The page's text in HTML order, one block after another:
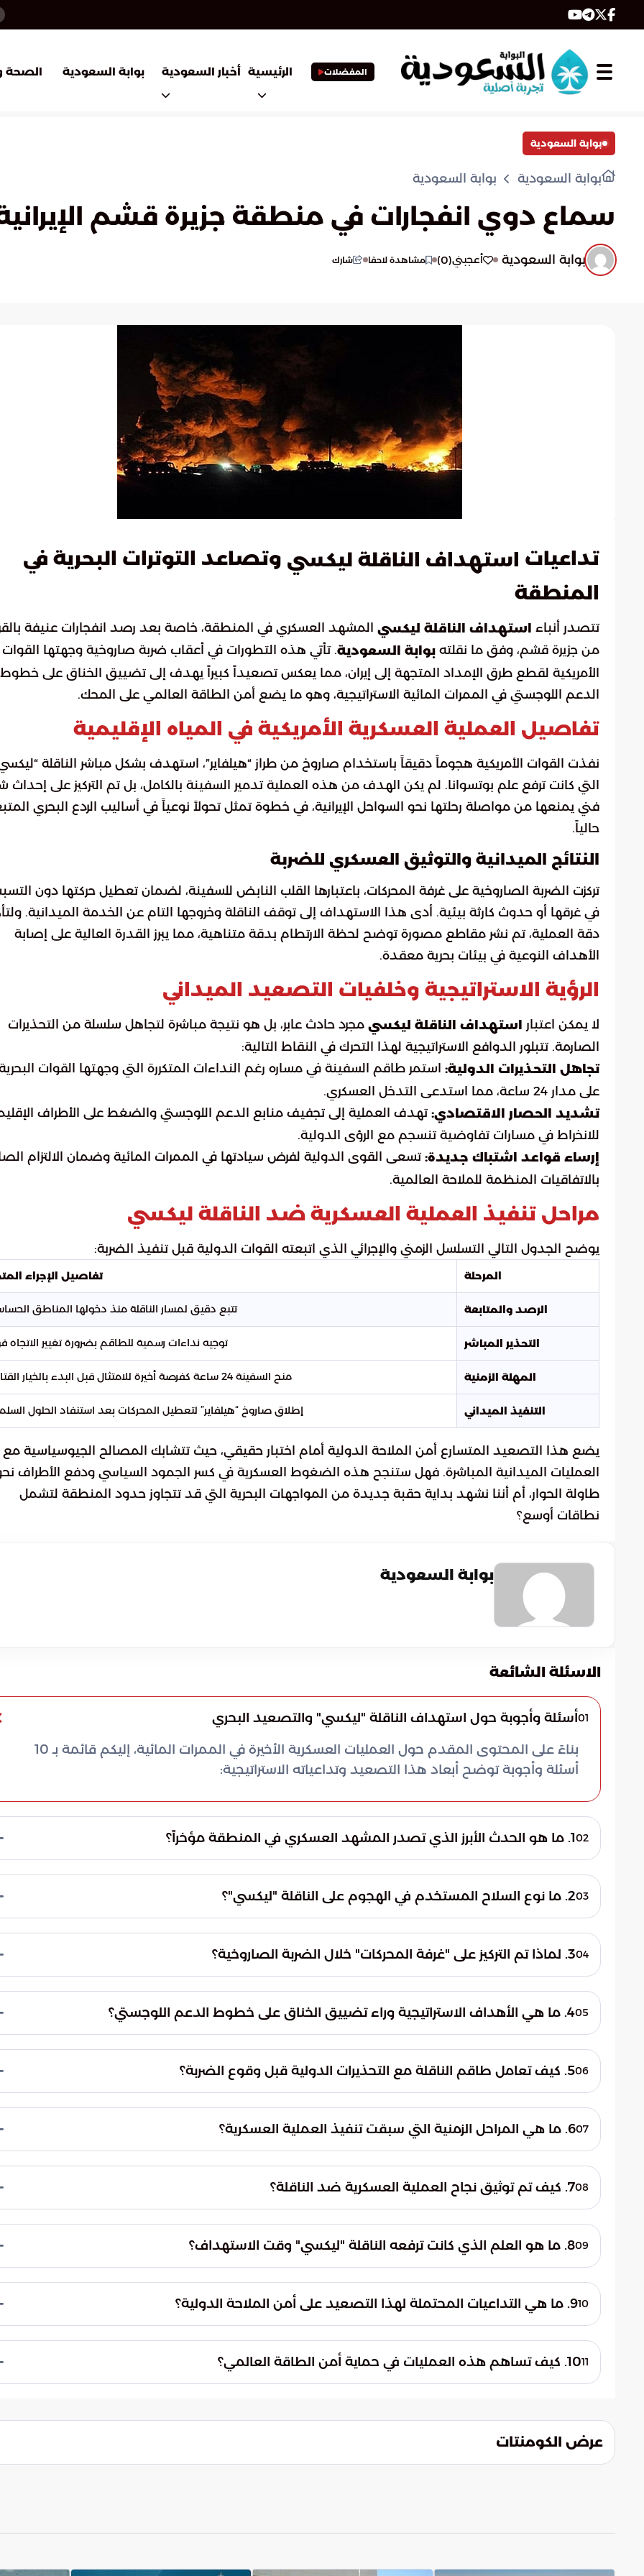
المفضلات الرئيسية أخبار السعودية بوابة السعودية الصحة
بوابة السعودية
بوابة السعودية بوابة السعودية
سماع دوي انفجارات في منطقة جزيرة قشم
بوابة السعودية أعجبني(
0
) مشاهدة لاحقا شارك
تداعيات استهداف الناقلة ليكسي وتصاعد التوترات البحرية في
المنطقة
تتصدر أنباء استهداف الناقلة ليكسي المشهد العسكري في المنطقة، خاصة بعد رصد انفجارات عنيفة
من جزيرة قشم، وفق ما نقلته بوابة السعودية. تأتي هذه التطورات في أعقاب ضربة صاروخية وجهتها القوات
الأمريكية لقطع طرق الإمداد المتجهة إلى إيران، مما يعكس تصعيداً كبيراً يهدف إلى تضييق الخناق على خطوط
الدعم اللوجستي في الممرات المائية الاستراتيجية، وهو ما يضع أمن الطاقة العالمي على المحك.
تفاصيل العملية العسكرية الأمريكية في المياه الإقليمية
نفذت القوات الأمريكية هجوماً دقيقاً باستخدام صاروخ من طراز “هيلفاير”، استهدف بشكل مباشر الناقلة
التي كانت ترفع علم بوتسوانا. لم يكن الهدف من هذه العملية تدمير السفينة بالكامل، بل تم التركيز على إحداث
فني يمنعها من مواصلة رحلتها نحو السواحل الإيرانية، في خطوة تمثل تحولاً نوعياً في أساليب الردع البحري
حالياً.
النتائج الميدانية والتوثيق العسكري للضربة
تركزت الضربة الصاروخية على غرفة المحركات، باعتبارها القلب النابض للسفينة، لضمان تعطيل حركتها دون
في غرقها أو حدوث كارثة بيئية. أدى هذا الاستهداف إلى توقف الناقلة وخروجها التام عن الخدمة الميدانية.
دقة العملية، تم نشر مقاطع مصورة توضح لحظة الارتطام بدقة متناهية، مما يبرز القدرة العالية على إصابة
الأهداف النوعية في بيئات بحرية معقدة.
الرؤية الاستراتيجية وخلفيات التصعيد الميداني
لا يمكن اعتبار استهداف الناقلة ليكسي مجرد حادث عابر، بل هو نتيجة مباشرة لتجاهل سلسلة من التحذيرات
الصارمة. تتبلور الدوافع الاستراتيجية لهذا التحرك في النقاط التالية:
تجاهل التحذيرات الدولية: استمر طاقم السفينة في مساره رغم النداءات المتكررة التي وجهتها القوات
على مدار 24 ساعة، مما استدعى التدخل العسكري.
تشديد الحصار الاقتصادي: تهدف العملية إلى تجفيف منابع الدعم اللوجستي والضغط على الأطراف
للانخراط في مسارات تفاوضية تنسجم مع الرؤى الدولية.
إرساء قواعد اشتباك جديدة: تسعى القوى الدولية لفرض سيادتها في الممرات المائية وضمان الالتزام
بالاتفاقيات المنظمة للملاحة العالمية.
مراحل تنفيذ العملية العسكرية ضد الناقلة ليكسي
يوضح الجدول التالي التسلسل الزمني والإجرائي الذي اتبعته القوات الدولية قبل تنفيذ الضربة:
المرحلة تفاصيل الإجراء
الرصد والمتابعة تتبع دقيق لمسار الناقلة منذ دخولها المناطق
التحذير المباشر توجيه نداءات رسمية للطاقم بضرورة تغيير الاتجاه
المهلة الزمنية منح السفينة 24 ساعة كفرصة أخيرة للامتثال قبل البدء بالخيار القتالي.
التنفيذ الميداني إطلاق صاروخ “هيلفاير” لتعطيل المحركات بعد استنفاد الحلول
يضع هذا التصعيد المتسارع أمن الملاحة الدولية أمام اختبار حقيقي، حيث تتشابك المصالح الجيوسياسية مع
العمليات الميدانية المباشرة. فهل ستنجح هذه الضغوط العسكرية في كسر الجمود السياسي ودفع الأطراف
طاولة الحوار، أم أننا نشهد بداية حقبة جديدة من المواجهات البحرية التي قد تتجاوز حدود المنطقة لتشمل
نطاقات أوسع؟
بوابة السعودية
الاسئلة الشائعة
01أسئلة وأجوبة حول استهداف الناقلة "ليكسي" والتصعيد البحري
بناءً على المحتوى المقدم حول العمليات العسكرية الأخيرة في الممرات المائية، إليكم قائمة بـ 10
أسئلة وأجوبة توضح أبعاد هذا التصعيد وتداعياته الاستراتيجية:
021. ما هو الحدث الأبرز الذي تصدر المشهد العسكري في المنطقة مؤخراً؟
المنطقة. تأتي هذه العملية في سياق ضربة صاروخية أمريكية تهدف إلى قطع طرق الإمداد
والخدمات اللوجستية المتجهة إلى إيران، مما أدى إلى تصعيد التوترات البحرية بشكل ملحوظ.
032. ما نوع السلاح المستخدم في الهجوم على الناقلة "ليكسي"؟
من الأسلحة لضمان الدقة العالية في الإصابة، حيث استهدف الهجوم السفينة التي كانت ترفع علم
بوتسوانا أثناء تواجدها في المياه الإقليمية.
043. لماذا تم التركيز على "غرفة المحركات" خلال الضربة الصاروخية؟
مواصلة رحلتها. هذا التكتيك يضمن تعطيل الناقلة وإخراجها من الخدمة الميدانية دون التسبب في
غرقها كلياً أو وقوع كارثة بيئية ناتجة عن تسرب الحمولة.
054. ما هي الأهداف الاستراتيجية وراء تضييق الخناق على خطوط الدعم اللوجستي؟
مسارات تفاوضية تتماشى مع الرؤى الدولية. كما تسعى هذه التحركات إلى إرساء قواعد اشتباك
جديدة تضمن سيادة القوى الدولية في الممرات المائية الاستراتيجية والحفاظ على أمن الطاقة
العالمي.
065. كيف تعامل طاقم الناقلة مع التحذيرات الدولية قبل وقوع الضربة؟
البحرية على مدار 24 ساعة. هذا الإصرار على مواصلة المسار رغم التنبيهات الرسمية هو ما استدعى
التدخل العسكري المباشر لفرض الالتزام بالقواعد الملاحية.
076. ما هي المراحل الزمنية التي سبقت تنفيذ العملية العسكرية؟
بالتنفيذ الميداني عبر إطلاق الصاروخ لتعطيل المحركات.
087. كيف تم توثيق نجاح العملية العسكرية ضد الناقلة؟
التوثيق يهدف إلى إبراز القدرة العالية للقوات على إصابة الأهداف النوعية في البيئات البحرية المعقدة،
ويعد دليلاً ميدانياً على خروج الناقلة عن الخدمة.
098. ما هو العلم الذي كانت ترفعه الناقلة "ليكسي" وقت الاستهداف؟
الإيرانية، وذلك قبل أن يتم اعتراضها وتعطيل حركتها بواسطة الهجوم الصاروخي الأمريكي في المياه
الإقليمية.
109. ما هي التداعيات المحتملة لهذا التصعيد على أمن الملاحة الدولية؟
الميدانية. قد تؤدي هذه الضغوط إما إلى كسر الجمود السياسي ودفع الأطراف نحو الحوار، أو قد
تكون بداية لحقبة جديدة من المواجهات البحرية الواسعة.
1110. كيف تساهم هذه العمليات في حماية أمن الطاقة العالمي؟
الحيوية يعد ركيزة أساسية لاستقرار تدفقات الطاقة ومنع استغلال الممرات في أغراض عسكرية.
عرض الكومنتات